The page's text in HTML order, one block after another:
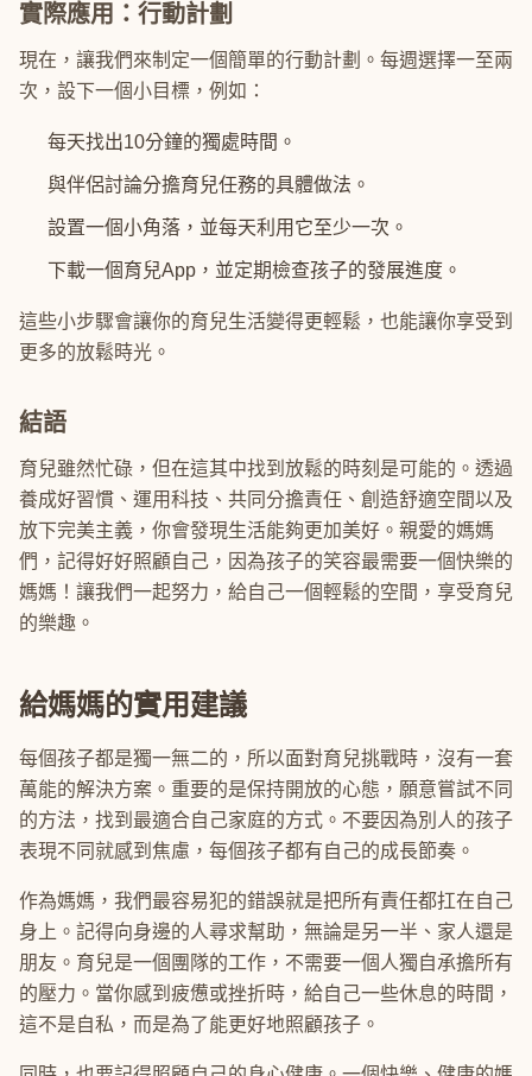
實際應用：行動計劃
現在，讓我們來制定一個簡單的行動計劃。每週選擇一至兩
次，設下一個小目標，例如：
每天找出10分鐘的獨處時間。
與伴侶討論分擔育兒任務的具體做法。
設置一個小角落，並每天利用它至少一次。
下載一個育兒App，並定期檢查孩子的發展進度。
這些小步驟會讓你的育兒生活變得更輕鬆，也能讓你享受到
更多的放鬆時光。
結語
育兒雖然忙碌，但在這其中找到放鬆的時刻是可能的。透過
養成好習慣、運用科技、共同分擔責任、創造舒適空間以及
放下完美主義，你會發現生活能夠更加美好。親愛的媽媽
們，記得好好照顧自己，因為孩子的笑容最需要一個快樂的
媽媽！讓我們一起努力，給自己一個輕鬆的空間，享受育兒
的樂趣。
給媽媽的實用建議
每個孩子都是獨一無二的，所以面對育兒挑戰時，沒有一套
萬能的解決方案。重要的是保持開放的心態，願意嘗試不同
的方法，找到最適合自己家庭的方式。不要因為別人的孩子
表現不同就感到焦慮，每個孩子都有自己的成長節奏。
作為媽媽，我們最容易犯的錯誤就是把所有責任都扛在自己
身上。記得向身邊的人尋求幫助，無論是另一半、家人還是
朋友。育兒是一個團隊的工作，不需要一個人獨自承擔所有
的壓力。當你感到疲憊或挫折時，給自己一些休息的時間，
這不是自私，而是為了能更好地照顧孩子。